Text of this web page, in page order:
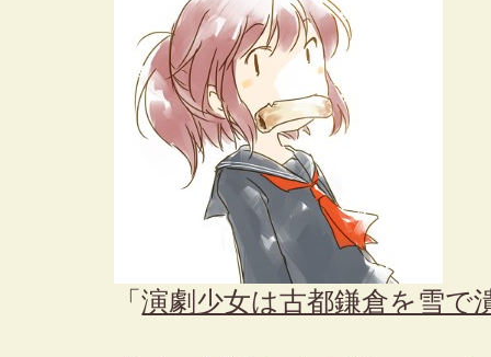
「演劇少女は古都鎌倉を雪で